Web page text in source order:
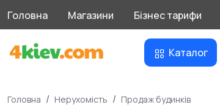
Головна Магазини Бізнес тарифи
Каталог
Головна Нерухомість Продаж будинків